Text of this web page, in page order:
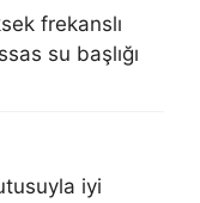
frekanslı
su başlığı
iyi